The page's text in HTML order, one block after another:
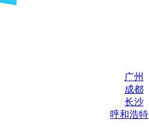
广州
成都
长沙
呼和浩特